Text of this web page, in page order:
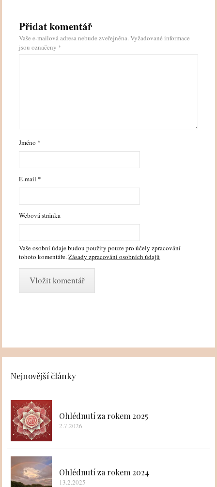
Přidat komentář
Vaše e-mailová adresa nebude zveřejněna.Vyžadované informace
jsou označeny *
Jméno *
E-mail *
Webová stránka
Vaše osobní údaje budou použity pouze pro účely zpracování
tohoto komentáře.Zásady zpracování osobních údajů
Nejnovější články
Ohlédnutí za rokem 2025
2.7.2026
Ohlédnutí za rokem 2024
13.2.2025